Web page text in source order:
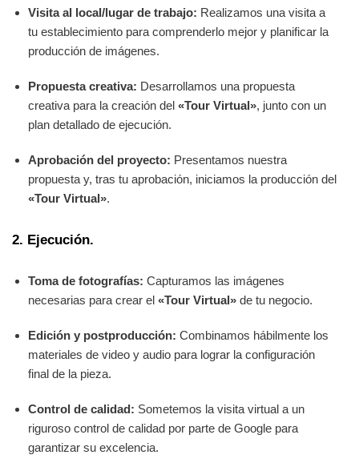
Visita al local/lugar de trabajo: Realizamos una visita a
tu establecimiento para comprenderlo mejor y planificar la
producción de imágenes.
Propuesta creativa: Desarrollamos una propuesta
creativa para la creación del «Tour Virtual», junto con un
plan detallado de ejecución.
Aprobación del proyecto: Presentamos nuestra
propuesta y, tras tu aprobación, iniciamos la producción del
«Tour Virtual».
2. Ejecución.
Toma de fotografías: Capturamos las imágenes
necesarias para crear el «Tour Virtual» de tu negocio.
Edición y postproducción: Combinamos hábilmente los
materiales de video y audio para lograr la configuración
final de la pieza.
Control de calidad: Sometemos la visita virtual a un
riguroso control de calidad por parte de Google para
garantizar su excelencia.